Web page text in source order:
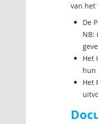
van het
De
NB:
Het
hun
Het